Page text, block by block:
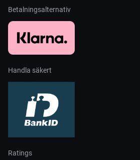
Betalningsalternativ
Handla säkert
Ratings